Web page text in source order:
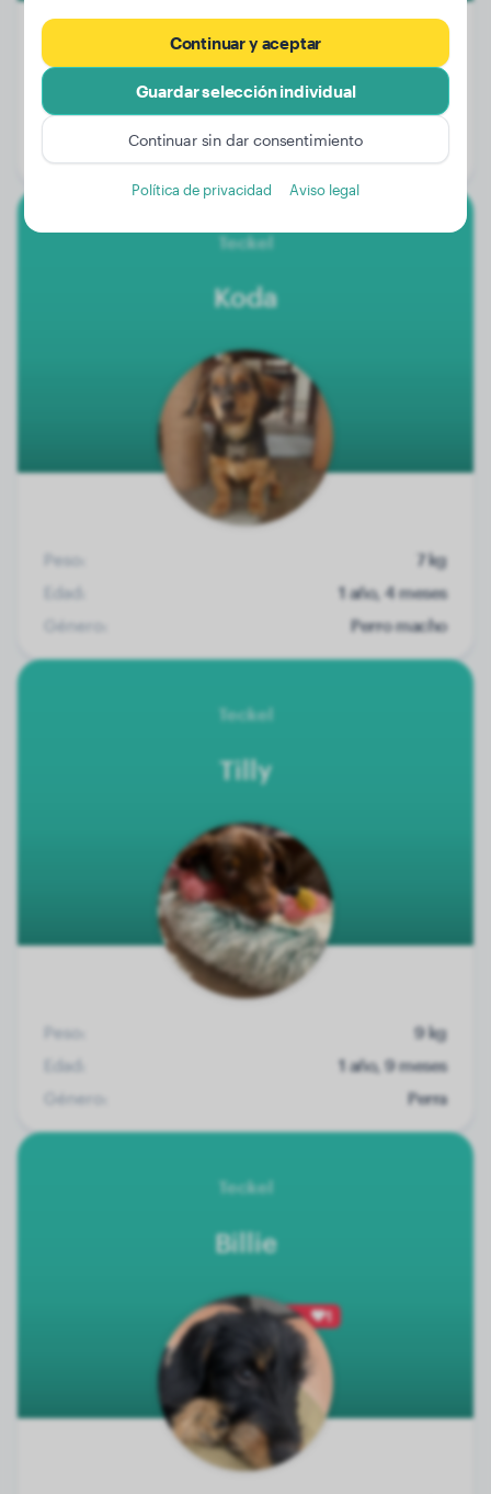
Edad:
1 año, 1 mes
Género:
Perra
Teckel
Koda
Peso:
7 kg
Edad:
1 año, 4 meses
Género:
Perro macho
Teckel
Tilly
Peso:
9 kg
Edad:
1 año, 9 meses
Género:
Perra
Teckel
Billie
1
Continuar y aceptar
Guardar selección individual
Continuar sin dar consentimiento
Política de privacidad Aviso legal